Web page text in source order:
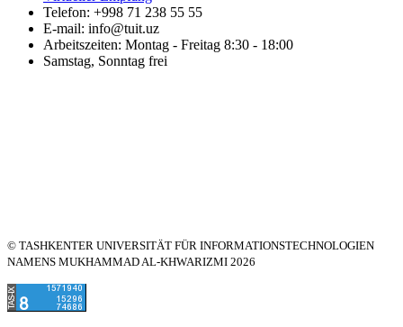
Telefon: +998 71 238 55 55
E-mail: info@tuit.uz
Arbeitszeiten: Montag - Freitag 8:30 - 18:00
Samstag, Sonntag frei
© TASHKENTER UNIVERSITÄT FÜR INFORMATIONSTECHNOLOGIEN
NAMENS MUKHAMMAD AL-KHWARIZMI 2026